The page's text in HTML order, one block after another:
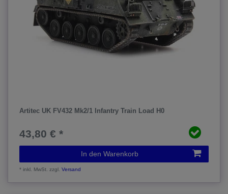
Artitec UK FV432 Mk2/1 Infantry Train Load H0
43,80 € *
In den Warenkorb
*inkl. MwSt. zzgl.Versand